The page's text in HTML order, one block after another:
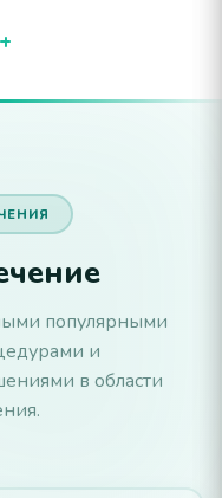
+
популярными
и
в области